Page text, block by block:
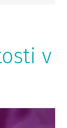
v